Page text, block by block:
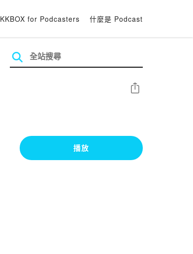
KKBOX for Podcasters 什麼是 Podcast
分享
播放